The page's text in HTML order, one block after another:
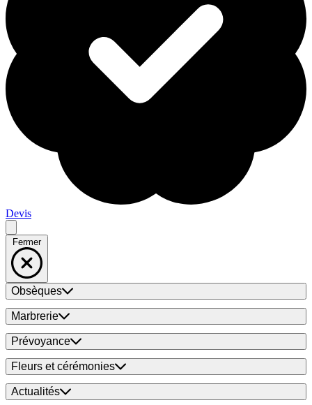
Devis
Fermer
Obsèques
Marbrerie
Prévoyance
Fleurs et cérémonies
Actualités